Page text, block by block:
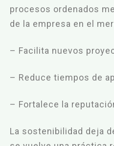
procesos ordenados
de la empresa en el
– Facilita nuevos
– Reduce tiempos de
– Fortalece la
La sostenibilidad deja